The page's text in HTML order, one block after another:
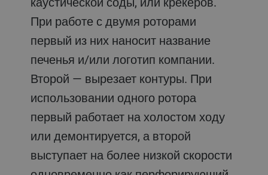
При работе с двумя роторами
первый из них наносит название
печенья и/или логотип компании.
Второй — вырезает контуры. При
использовании одного ротора
первый работает на холостом ходу
или демонтируется, а второй
выступает на более низкой скорости